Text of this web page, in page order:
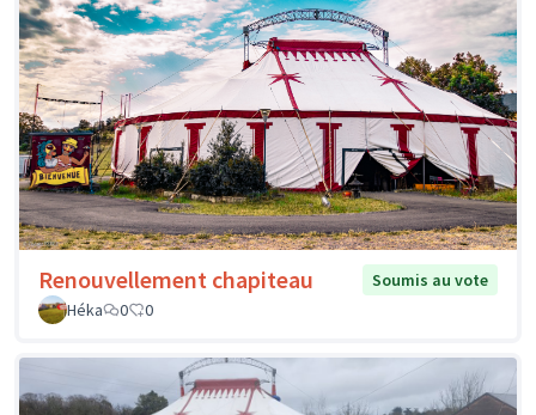
Renouvellement chapiteau
Soumis au vote
Héka
0 0